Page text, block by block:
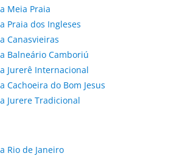
Meia Praia
Praia dos Ingleses
Canasvieiras
Balneário Camboriú
Jurerê Internacional
Cachoeira do Bom Jesus
Jurere Tradicional
Rio de Janeiro